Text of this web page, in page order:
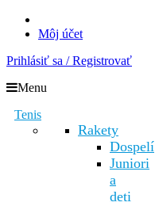
Môj účet
Prihlásiť sa / Registrovať
Menu
Tenis
Rakety
Dospelí
Juniori
a
deti